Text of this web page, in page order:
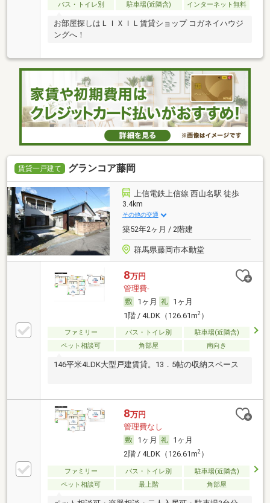
バス・トイレ別
駐車場(近隣含) インターネット無料
お部屋探しはＬＩＸＩＬ賃貸ショップ コガネイハウジ
ングへ！
賃貸一戸建て グランコア藤岡
上信電鉄上信線 西山名駅 徒歩
3.4km
その他の交通
築52年2ヶ月 / 2階建
群馬県藤岡市本動堂
8万円
管理費-
1ヶ月
1ヶ月
1階 / 4LDK（126.61m2）
ファミリー バス・トイレ別
駐車場(近隣含)
ペット相談可
角部屋 南向き
146平米4LDK大型戸建賃貸。13．5帖の収納スペース
8万円
管理費なし
1ヶ月
1ヶ月
2階 / 4LDK（126.61m2）
ファミリー バス・トイレ別
駐車場(近隣含)
ペット相談可
最上階 角部屋